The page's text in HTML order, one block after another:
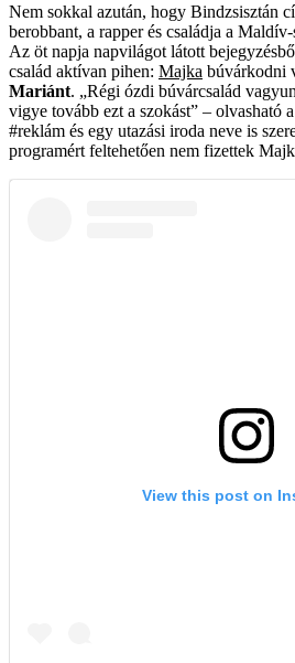
Nem sokkal azután, hogy Bindzsisztán
berobbant, a rapper és családja a
Az öt napja napvilágot látott
család aktívan pihen: Majka búvárkodni
Mariánt. „Régi ózdi búvárcsalád
vigye tovább ezt a szokást” – olvasható
#reklám és egy utazási iroda neve is
programért feltehetően nem fizettek